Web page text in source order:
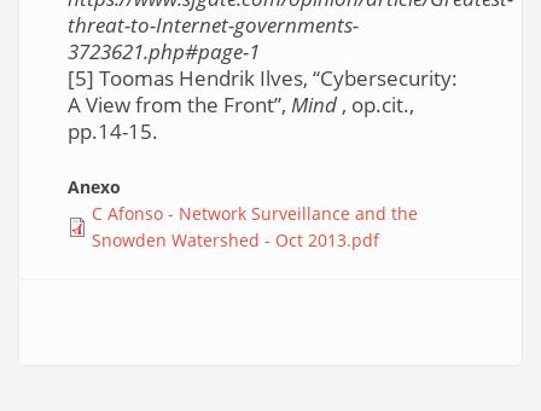
threat-to-Internet-governments-
3723621.php#page-1
[5] Toomas Hendrik Ilves, “Cybersecurity:
A View from the Front”, Mind , op.cit.,
pp.14-15.
Anexo
C Afonso - Network Surveillance and the
Snowden Watershed - Oct 2013.pdf